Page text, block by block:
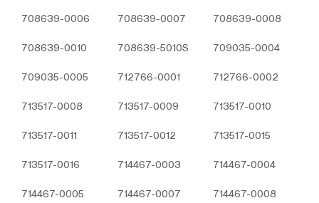
708639-0006 708639-0007 708639-0008
708639-0010 708639-5010S 709035-0004
709035-0005 712766-0001 712766-0002
713517-0008 713517-0009 713517-0010
713517-0011 713517-0012 713517-0015
713517-0016 714467-0003 714467-0004
714467-0005 714467-0007 714467-0008
önlemek;
Suçlarla Mücadele Edilmesi Hakkında Kanun ve
Düzenlenmesine Dair Usul ve Esaslar Hakkında
kanuni ve sözleşmesel yükümlülüklerini yerine
3.İNTERNET SİTEMİZDE
3.1.Oturum Çerezleri